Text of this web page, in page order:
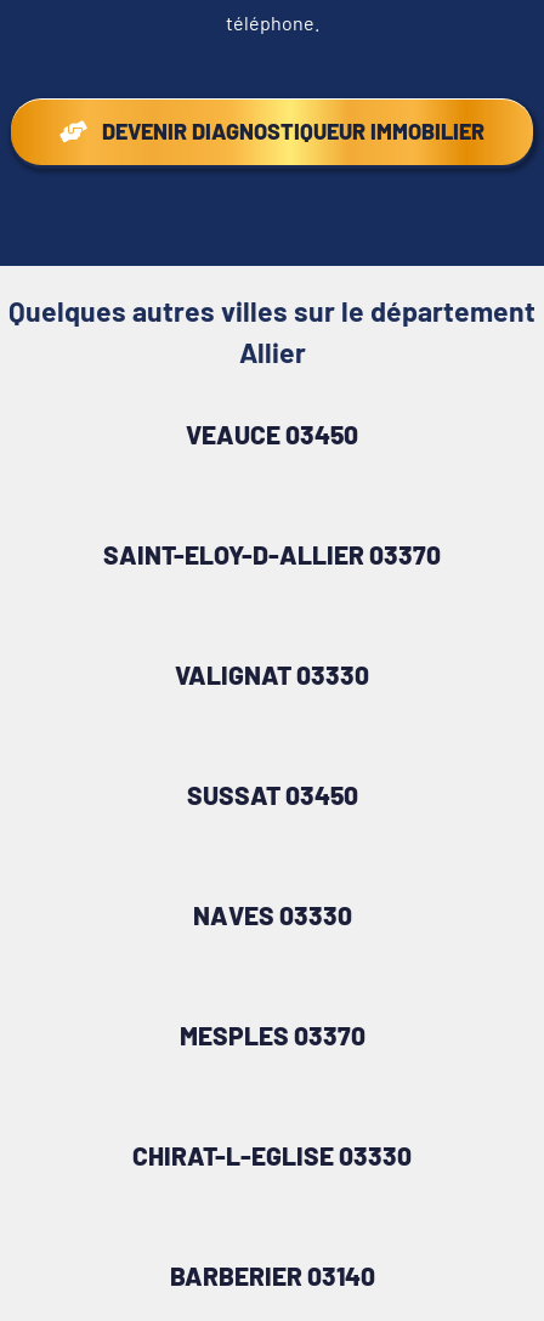
téléphone.
DEVENIR DIAGNOSTIQUEUR IMMOBILIER
Quelques autres villes sur le département
Allier
VEAUCE 03450
SAINT-ELOY-D-ALLIER 03370
VALIGNAT 03330
SUSSAT 03450
NAVES 03330
MESPLES 03370
CHIRAT-L-EGLISE 03330
BARBERIER 03140